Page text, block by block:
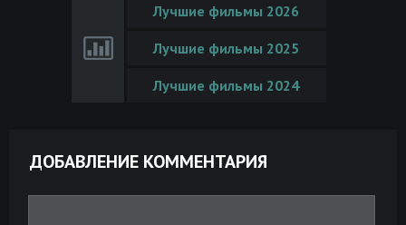
Лучшие фильмы 2026
Лучшие фильмы 2025
Лучшие фильмы 2024
ДОБАВЛЕНИЕ КОММЕНТАРИЯ